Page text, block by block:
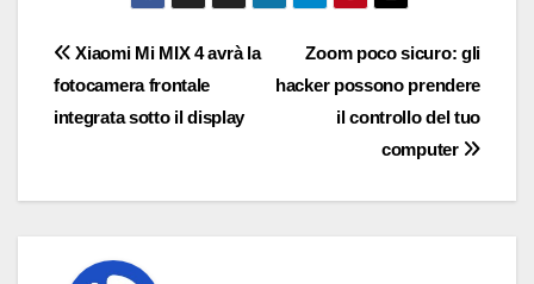
Navigazione
articoli
Zoom poco sicuro: gli
hacker possono prendere
il controllo del tuo
computer
Xiaomi Mi MIX 4 avrà la
fotocamera frontale
integrata sotto il display